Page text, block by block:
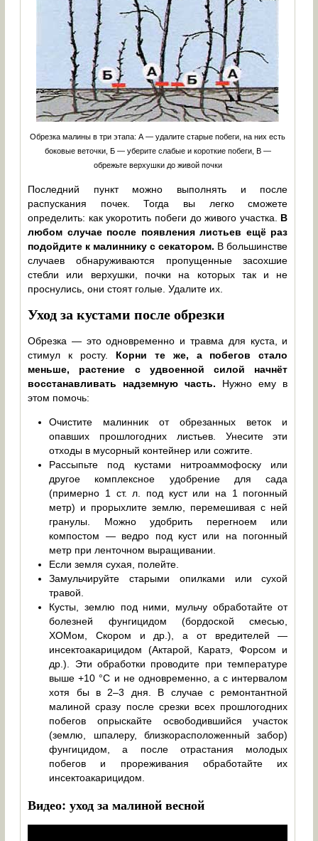
Обрезка малины в три этапа: А — удалите старые побеги, на них есть
боковые веточки, Б — уберите слабые и короткие побеги, В —
обрежьте верхушки до живой почки
Последний пункт можно выполнять и после
распускания почек. Тогда вы легко сможете
определить: как укоротить побеги до живого участка. В
любом случае после появления листьев ещё раз
подойдите к малиннику с секатором. В большинстве
случаев обнаруживаются пропущенные засохшие
стебли или верхушки, почки на которых так и не
проснулись, они стоят голые. Удалите их.
Уход за кустами после обрезки
Обрезка — это одновременно и травма для куста, и
стимул к росту. Корни те же, а побегов стало
меньше, растение с удвоенной силой начнёт
восстанавливать надземную часть. Нужно ему в
этом помочь:
Очистите малинник от обрезанных веток и
опавших прошлогодних листьев. Унесите эти
отходы в мусорный контейнер или сожгите.
Рассыпьте под кустами нитроаммофоску или
другое комплексное удобрение для сада
(примерно 1 ст. л. под куст или на 1 погонный
метр) и прорыхлите землю, перемешивая с ней
гранулы. Можно удобрить перегноем или
компостом — ведро под куст или на погонный
метр при ленточном выращивании.
Если земля сухая, полейте.
Замульчируйте старыми опилками или сухой
травой.
Кусты, землю под ними, мульчу обработайте от
болезней фунгицидом (бордоской смесью,
ХОМом, Скором и др.), а от вредителей —
инсектоакарицидом (Актарой, Каратэ, Форсом и
др.). Эти обработки проводите при температуре
выше +10 °C и не одновременно, а с интервалом
хотя бы в 2–3 дня. В случае с ремонтантной
малиной сразу после срезки всех прошлогодних
побегов опрыскайте освободившийся участок
(землю, шпалеру, близкорасположенный забор)
фунгицидом, а после отрастания молодых
побегов и прореживания обработайте их
инсектоакарицидом.
Видео: уход за малиной весной